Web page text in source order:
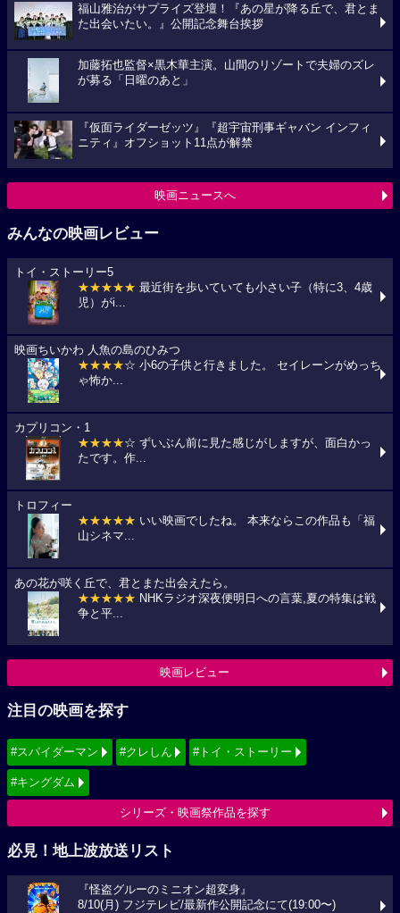
福山雅治がサプライズ登壇！『あの星が降る丘で、君とま
た出会いたい。』公開記念舞台挨拶
加藤拓也監督×黒木華主演。山間のリゾートで夫婦のズレ
が募る「日曜のあと」
『仮面ライダーゼッツ』『超宇宙刑事ギャバン インフィ
ニティ』オフショット11点が解禁
映画ニュースへ
みんなの映画レビュー
トイ・ストーリー5
★★★★★ 最近街を歩いていても小さい子（特に3、4歳
児）がi...
映画ちいかわ 人魚の島のひみつ
★★★★☆ 小6の子供と行きました。 セイレーンがめっち
ゃ怖か...
カプリコン・1
★★★★☆ ずいぶん前に見た感じがしますが、面白かっ
たです。作...
トロフィー
★★★★★ いい映画でしたね。 本来ならこの作品も「福
山シネマ...
あの花が咲く丘で、君とまた出会えたら。
★★★★★ NHKラジオ深夜便明日への言葉,夏の特集は戦
争と平...
映画レビュー
注目の映画を探す
#スパイダーマン #クレしん #トイ・ストーリー
#キングダム
シリーズ・映画祭作品を探す
必見！地上波放送リスト
『怪盗グルーのミニオン超変身』
8/10(月) フジテレビ/最新作公開記念にて(19:00〜)